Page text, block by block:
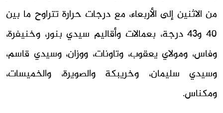
من الاثنين إلى الأربعاء، مع درجات حرارة تتراوح ما بين
40 و43 درجة، بعمالات وأقاليم سيدي بنور، وخنيفرة،
وفاس، ومولاي يعقوب، وتاونات، ووزان، وسيدي قاسم،
وسيدي سليمان، وخريبكة والصويرة، والخميسات،
ومكناس.